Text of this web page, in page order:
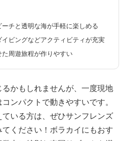
チと透明な海が手軽に楽しめる
ビングなどアクティビティが充実
た周遊旅程が作りやすい
かもしれませんが、一度現地
ンパクトで動きやすいです。
いる方は、ぜひサンフレンズ
ください！ボラカイにもおす